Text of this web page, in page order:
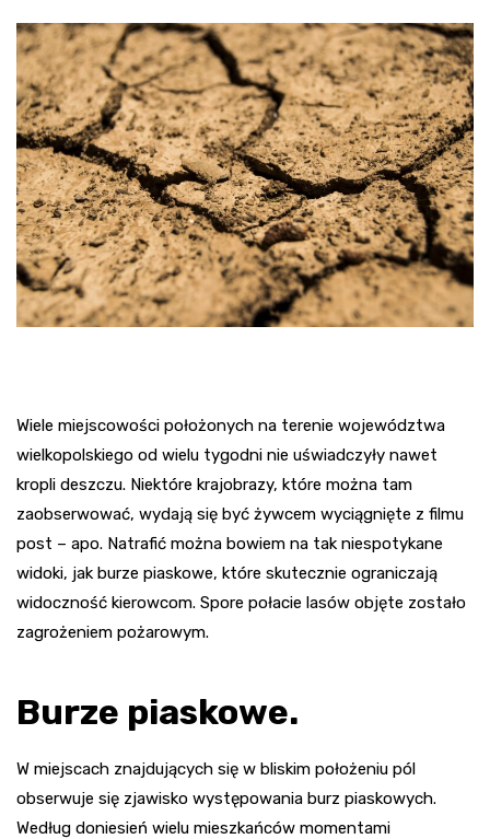
Wiele miejscowości położonych na terenie województwa
wielkopolskiego od wielu tygodni nie uświadczyły nawet
kropli deszczu. Niektóre krajobrazy, które można tam
zaobserwować, wydają się być żywcem wyciągnięte z filmu
post – apo. Natrafić można bowiem na tak niespotykane
widoki, jak burze piaskowe, które skutecznie ograniczają
widoczność kierowcom. Spore połacie lasów objęte zostało
zagrożeniem pożarowym.
Burze piaskowe.
W miejscach znajdujących się w bliskim położeniu pól
obserwuje się zjawisko występowania burz piaskowych.
Według doniesień wielu mieszkańców momentami